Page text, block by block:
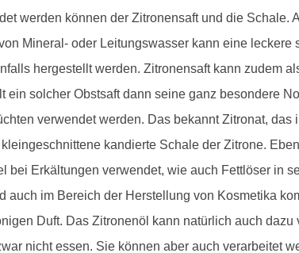
werden können der Zitronensaft und die Schale.
Mineral- oder Leitungswasser kann eine leckere
hergestellt werden. Zitronensaft kann zudem
solcher Obstsaft dann seine ganz besondere
verwendet werden. Das bekannt Zitronat,
kandierte Schale der Zitrone.
Erkältungen verwendet, wie auch Fettlöser in
auch im Bereich der Herstellung von Kosmetika
Duft. Das Zitronenöl kann natürlich auch
nicht essen. Sie können aber auch verarbeitet